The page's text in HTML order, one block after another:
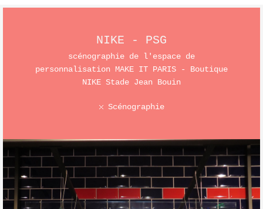
NIKE - PSG
scénographie de l'espace de
personnalisation MAKE IT PARIS - Boutique
NIKE Stade Jean Bouin
Scénographie